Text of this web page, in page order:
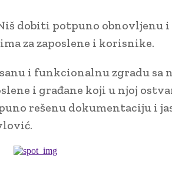
dobiti potpuno obnovljenu
za zaposlene i korisnike.
i funkcionalnu zgradu sa
i građane koji u njoj
rešenu dokumentaciju i